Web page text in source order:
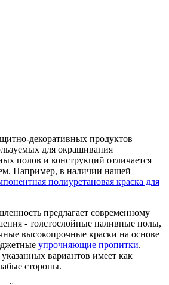
декоративных продуктов
для окрашивания
полов и конструкций отличается
Например, в наличии нашей
полиуретановая краска для
предлагает современному
- толстослойные наливные полы,
высокопрочные краски на основе
упрочняющие пропитки.
вариантов имеет как
стороны.